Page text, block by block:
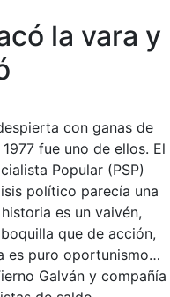
la vara y
con ganas de
fue uno de ellos. El
Popular (PSP)
político parecía una
es un vaivén,
que de acción,
es puro oportunismo…
Galván y compañía